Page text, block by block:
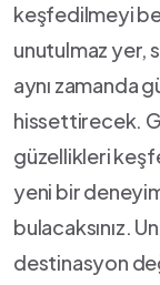
keşfedilmeyi
unutulmaz yer,
⁣aynı zamanda
hissettirecek.
güzellikleri
yeni bir
bulacaksınız.
destinasyon